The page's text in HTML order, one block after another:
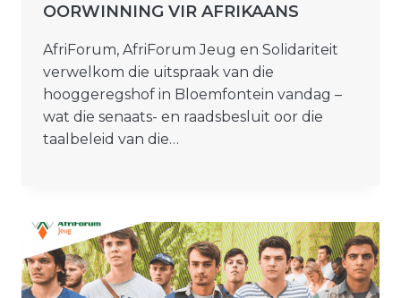
OORWINNING VIR AFRIKAANS
AfriForum, AfriForum Jeug en Solidariteit
verwelkom die uitspraak van die
hooggeregshof in Bloemfontein vandag –
wat die senaats- en raadsbesluit oor die
taalbeleid van die…